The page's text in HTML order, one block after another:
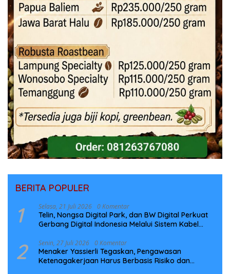
BERITA POPULER
1 Selasa, 21 Juli 2026 0 Komentar
Telin, Nongsa Digital Park, dan BW Digital Perkuat
Gerbang Digital Indonesia Melalui Sistem Kabel
2 Senin, 27 Juli 2026 0 Komentar
Menaker Yassierli Tegaskan, Pengawasan
Ketenagakerjaan Harus Berbasis Risiko dan